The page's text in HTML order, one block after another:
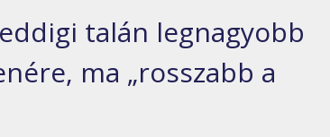
talán legnagyobb
ma „rosszabb a